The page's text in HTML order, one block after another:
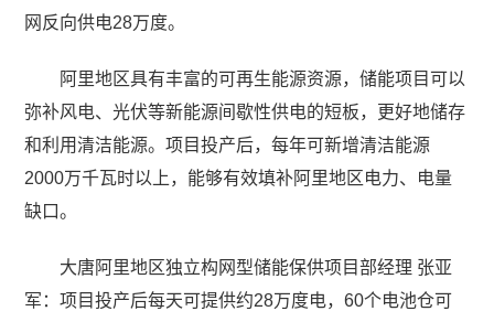
网反向供电28万度。
阿里地区具有丰富的可再生能源资源，储能项目可以
弥补风电、光伏等新能源间歇性供电的短板，更好地储存
和利用清洁能源。项目投产后，每年可新增清洁能源
2000万千瓦时以上，能够有效填补阿里地区电力、电量
缺口。
大唐阿里地区独立构网型储能保供项目部经理 张亚
军：项目投产后每天可提供约28万度电，60个电池仓可